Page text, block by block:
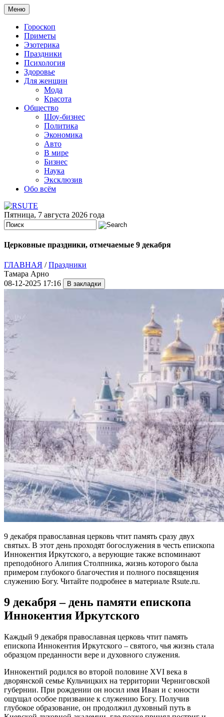
Меню
Гороскоп
Приметы
Эзотерика
Праздники
Психология
Здоровье
Для женщин
Мода
Красота
Общество
Шоу-бизнес
Политика
Экономика
Авто
В мире
Бизнес
Наука
Эксклюзив
Обо всём
Пятница, 7 августа 2026 года
Церковные праздники, отмечаемые 9 декабря
ГЛАВНАЯ /Праздники
Тамара Арно
08-12-2025 17:16
9 декабря православная церковь чтит память сразу двух
святых. В этот день проходят богослужения в честь епископа
Иннокентия Иркутского, а верующие также вспоминают
преподобного Алипия Столпника, жизнь которого была
примером глубокого благочестия и полного посвящения
служению Богу. Читайте подробнее в материале Rsute.ru.
9 декабря – день памяти епископа
Иннокентия Иркутского
Каждый 9 декабря православная церковь чтит память
епископа Иннокентия Иркутского – святого, чья жизнь стала
образцом преданности вере и духовного служения.
Иннокентий родился во второй половине XVI века в
дворянской семье Кульчицких на территории Черниговской
губернии. При рождении он носил имя Иван и с юности
ощущал особое призвание к служению Богу. Получив
глубокое образование, он продолжил духовный путь в